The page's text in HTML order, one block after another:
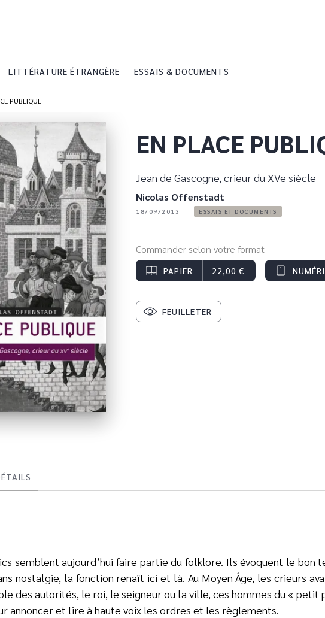
LITTÉRATURE ÉTRANGÈRE ESSAIS & DOCUMENTS
PUBLIQUE
EN PLACE
Jean de Gascogne, crieur du XVe siècle
Nicolas Offenstadt
18/09/2013 ESSAIS ET DOCUMENTS
Commander selon votre format
PAPIER 22,00 €
FEUILLETER
semblent aujourd’hui faire partie du folklore. Ils évoquent le bon
nostalgie, la fonction renaît ici et là. Au Moyen Âge, les crieurs
des autorités, le roi, le seigneur ou la ville, ces hommes du « petit
annoncer et lire à haute voix les ordres et les règlements.